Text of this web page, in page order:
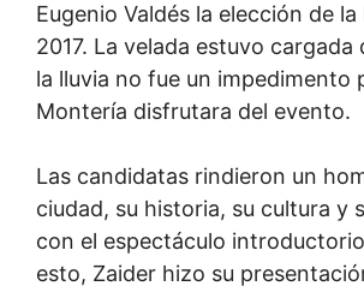
Eugenio Valdés la elección de la
2017. La velada estuvo cargada
la lluvia no fue un impedimento
Montería disfrutara del evento.
Las candidatas rindieron un
ciudad, su historia, su cultura y
con el espectáculo
esto, Zaider hizo su